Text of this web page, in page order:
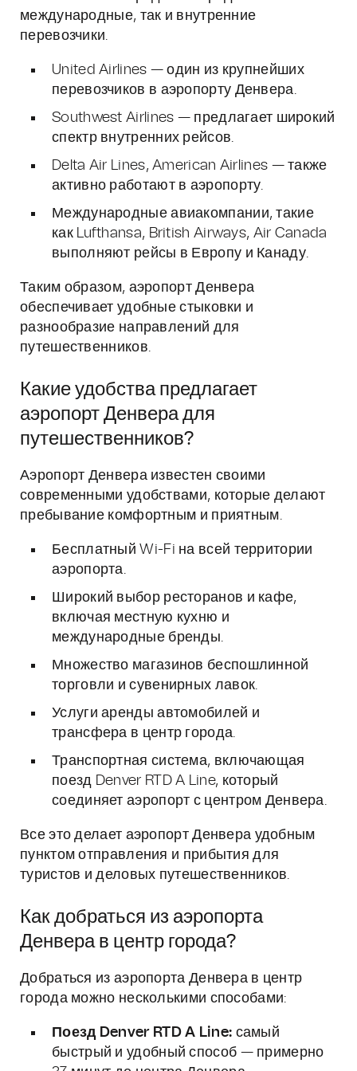
международные, так и внутренние
перевозчики.
United Airlines — один из крупнейших
перевозчиков в аэропорту Денвера.
Southwest Airlines — предлагает широкий
спектр внутренних рейсов.
Delta Air Lines, American Airlines — также
активно работают в аэропорту.
Международные авиакомпании, такие
как Lufthansa, British Airways, Air Canada
выполняют рейсы в Европу и Канаду.
Таким образом, аэропорт Денвера
обеспечивает удобные стыковки и
разнообразие направлений для
путешественников.
Какие удобства предлагает
аэропорт Денвера для
путешественников?
Аэропорт Денвера известен своими
современными удобствами, которые делают
пребывание комфортным и приятным.
Бесплатный Wi-Fi на всей территории
аэропорта.
Широкий выбор ресторанов и кафе,
включая местную кухню и
международные бренды.
Множество магазинов беспошлинной
торговли и сувенирных лавок.
Услуги аренды автомобилей и
трансфера в центр города.
Транспортная система, включающая
поезд Denver RTD A Line, который
соединяет аэропорт с центром Денвера.
Все это делает аэропорт Денвера удобным
пунктом отправления и прибытия для
туристов и деловых путешественников.
Как добраться из аэропорта
Денвера в центр города?
Добраться из аэропорта Денвера в центр
города можно несколькими способами:
Поезд Denver RTD A Line: самый
быстрый и удобный способ — примерно